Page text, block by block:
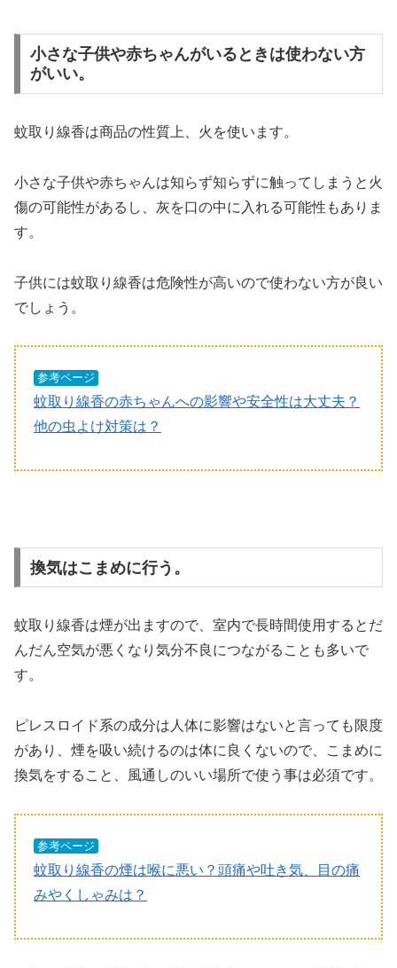
小さな子供や赤ちゃんがいるときは使わない方
がいい。
蚊取り線香は商品の性質上、火を使います。
小さな子供や赤ちゃんは知らず知らずに触ってしまうと火
傷の可能性があるし、灰を口の中に入れる可能性もありま
す。
子供には蚊取り線香は危険性が高いので使わない方が良い
でしょう。
参考ページ
蚊取り線香の赤ちゃんへの影響や安全性は大丈夫？
他の虫よけ対策は？
換気はこまめに行う。
蚊取り線香は煙が出ますので、室内で長時間使用するとだ
んだん空気が悪くなり気分不良につながることも多いで
す。
ピレスロイド系の成分は人体に影響はないと言っても限度
があり、煙を吸い続けるのは体に良くないので、こまめに
換気をすること、風通しのいい場所で使う事は必須です。
参考ページ
蚊取り線香の煙は喉に悪い？頭痛や吐き気、目の痛
みやくしゃみは？